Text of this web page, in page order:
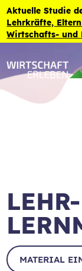
Zum Inhalt der
Aktuelle Studie
Lehrkräfte,
Wirtschafts- und
MATERIAL